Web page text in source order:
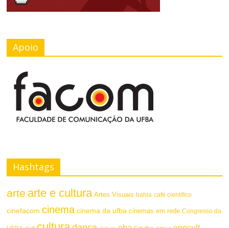
Apoio
Hashtags
arte arte e cultura Artes Visuais bahia café científico
cinefacom cinema cinema da ufba cinemas em rede Congresso da